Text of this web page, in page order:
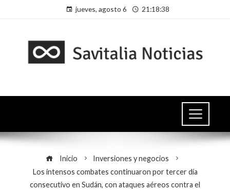
jueves, agosto 6 21:18:38
Inicio
Inversiones y negocios
Los intensos combates continuaron por tercer día
consecutivo en Sudán, con ataques aéreos contra el